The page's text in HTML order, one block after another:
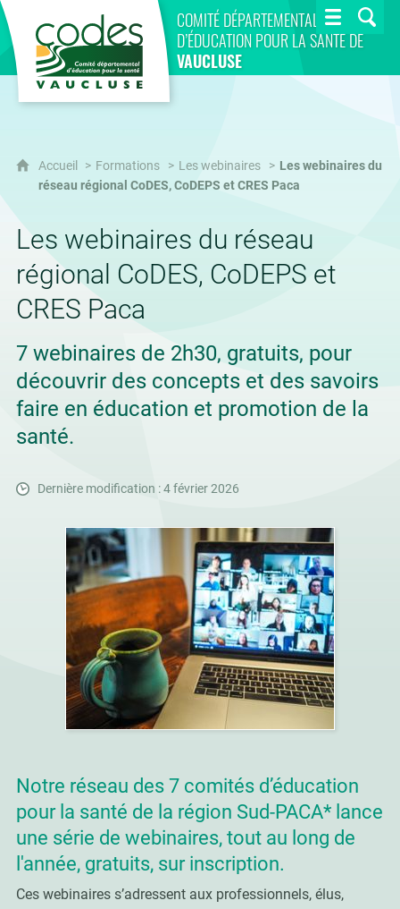
COMITÉ DÉPARTEMENTAL
D’ÉDUCATION POUR LA SANTÉ DE
VAUCLUSE
CoDES 84
Accueil Formations Les webinaires
Les webinaires du
réseau régional CoDES, CoDEPS et CRES Paca
Les webinaires du réseau
régional CoDES, CoDEPS et
CRES Paca
7 webinaires de 2h30, gratuits, pour
découvrir des concepts et des savoirs
faire en éducation et promotion de la
santé.
Dernière modification : 4 février 2026
Notre réseau des 7 comités d’éducation
pour la santé de la région Sud-PACA* lance
une série de webinaires, tout au long de
l'année, gratuits, sur inscription.
Ces webinaires s’adressent aux professionnels, élus,